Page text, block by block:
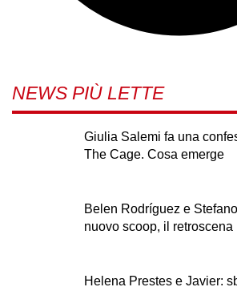
NEWS PIÙ LETTE
Giulia Salemi fa una
The Cage. Cosa emerge
Belen Rodríguez e
nuovo scoop, il retroscena
Helena Prestes e Javier: